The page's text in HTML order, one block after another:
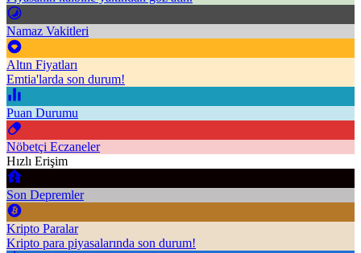
Namaz Vakitleri
Altın Fiyatları
Emtia'larda son durum!
Puan Durumu
Nöbetçi Eczaneler
Hızlı Erişim
Son Depremler
Kripto Paralar
Kripto para piyasalarında son durum!